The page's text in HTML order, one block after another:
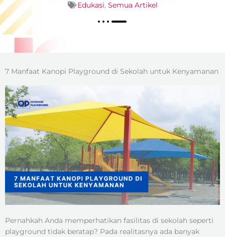
Edukasi, Semua Artikel
7 Manfaat Kanopi Playground di Sekolah untuk Kenyamanan
Pernahkah Anda memperhatikan fasilitas di sekolah seperti
playground tidak beratap? Pada realitasnya ada banyak